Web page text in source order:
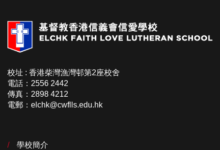
校址 : 香港柴灣漁灣邨第2座校舍
電話：2556 2442
傳真：2898 4212
電郵：elchk@cwflls.edu.hk
學校簡介